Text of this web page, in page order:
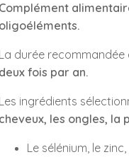
Complément
oligoéléments.
La durée recommandée
deux fois par an.
Les ingrédients
cheveux, les ongles, la
Le sélénium, le